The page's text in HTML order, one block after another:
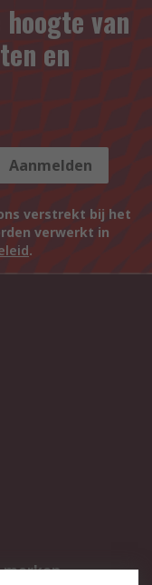
van
en
Aanmelden
verstrekt bij het
verwerkt in
.
merken